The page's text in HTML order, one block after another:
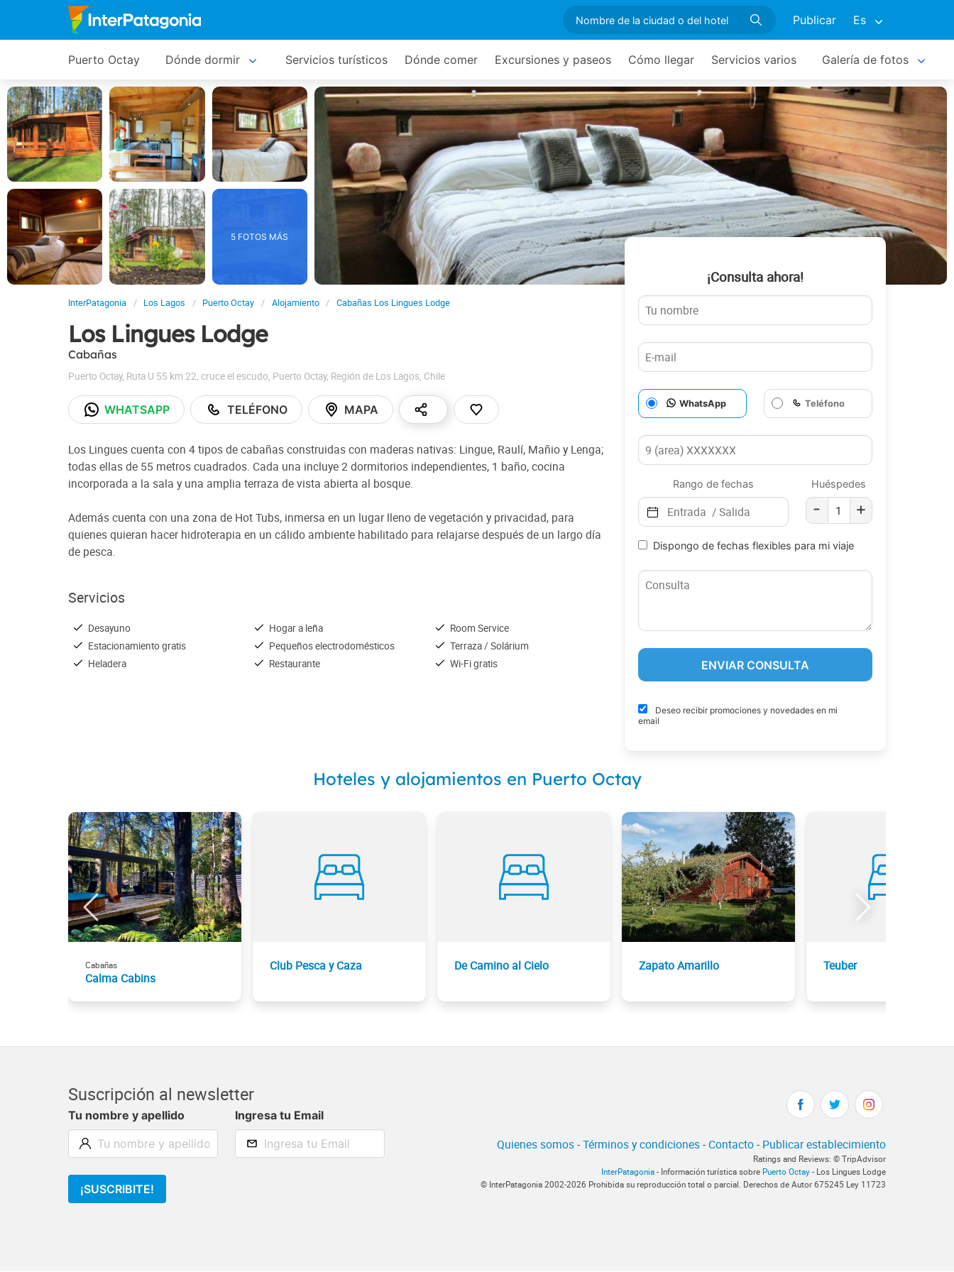
Publicar Es
Puerto Octay Dónde dormir Servicios turísticos Dónde comer Excursiones y paseos Cómo llegar Servicios varios Galería de fotos
5 FOTOS MÁS
InterPatagonia Los Lagos Puerto Octay Alojamiento Cabañas Los Lingues Lodge
Los Lingues Lodge
Cabañas
Puerto Octay, Ruta U 55 km 22, cruce el escudo, Puerto Octay, Región de Los Lagos, Chile
WHATSAPP TELÉFONO MAPA
Los Lingues cuenta con 4 tipos de cabañas construidas con maderas nativas: Lingue, Raulí, Mañio y Lenga;
todas ellas de 55 metros cuadrados. Cada una incluye 2 dormitorios independientes, 1 baño, cocina
incorporada a la sala y una amplia terraza de vista abierta al bosque.
Además cuenta con una zona de Hot Tubs, inmersa en un lugar lleno de vegetación y privacidad, para
quienes quieran hacer hidroterapia en un cálido ambiente habilitado para relajarse después de un largo día
de pesca.
Servicios
Desayuno
Estacionamiento gratis
Heladera
Hogar a leña
Pequeños electrodomésticos
Restaurante
Room Service
Terraza / Solárium
Wi-Fi gratis
¡Consulta ahora!
WhatsApp Teléfono
Rango de fechas Huéspedes
- +
Dispongo de fechas flexibles para mi viaje
Deseo recibir promociones y novedades en mi
email
Hoteles y alojamientos en Puerto Octay
Cabañas
Calma Cabins
Club Pesca y Caza De Camino al Cielo Zapato Amarillo Teuber
Suscripción al newsletter
Tu nombre y apellido Ingresa tu Email
¡SUSCRIBITE!
Quienes somos-Términos y condiciones- Contacto- Publicar establecimiento
Ratings and Reviews: © TripAdvisor
InterPatagonia - Información turística sobre Puerto Octay - Los Lingues Lodge
© InterPatagonia 2002-2026 Prohibida su reproducción total o parcial. Derechos de Autor 675245 Ley 11723